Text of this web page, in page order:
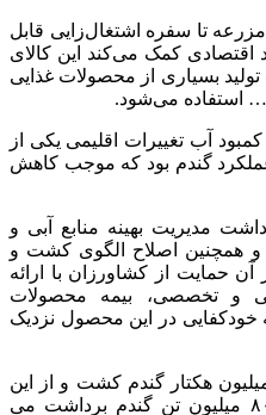
مزرعه تا سفره اشتغال‌زایی قابل
اقتصادی کمک می‌کند این کالای
تولید بسیاری از محصولات غذایی
… استفاده می‌شود.
آب تغییرات اقلیمی یکی از
گندم بود که موجب کاهش
مدیریت بهینه منابع آبی و
و همچنین اصلاح الگوی کشت و
حمایت از کشاورزان با ارائه
و تخصصی، بیمه محصولات
خودکفایی در این محصول نزدیک
سالانه حدود ۲۵۰ تا ۲۲۰ میلیون هکتار گندم کشت و از این
سطح به طور متوسط سالانه ۸۰۰ میلیون تن گندم برداشت می